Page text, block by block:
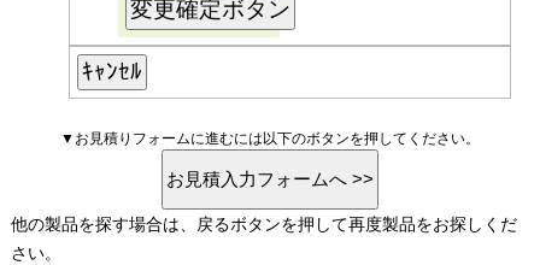
▼お見積りフォームに進むには以下のボタンを押してください。
他の製品を探す場合は、戻るボタンを押して再度製品をお探しくだ
さい。